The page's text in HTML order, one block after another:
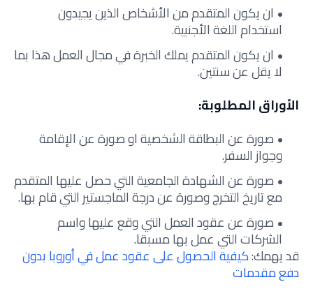
ان يكون المتقدم من الأشخاص الذين يجيدون
استخدام اللغة الأجنبية.
ان يكون المتقدم يملك الخبرة في مجال العمل هذا بما
لا يقل عن سنتين.
الأوراق المطلوبة:
صورة عن البطاقة الشخصية او صورة عن الإقامة
وجواز السفر.
صورة عن الشهادة الجامعية التي حصل عليها المتقدم
مع تاريخ التخرج وصورة عن درجة الماجستير التي قام بها.
صورة عن عقود العمل التي وقع عليها واسم
الشركات التي عمل بها مسبقا.
قد يهمك:كيفية الحصول على عقود عمل في أوروبا بدون
دفع مقدمات